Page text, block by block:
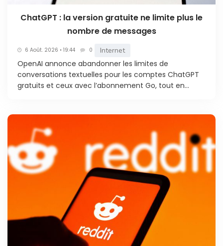
ChatGPT : la version gratuite ne limite plus le
nombre de messages
6 Août. 2026 • 19:44 0 Internet
OpenAI annonce abandonner les limites de
conversations textuelles pour les comptes ChatGPT
gratuits et ceux avec l’abonnement Go, tout en...